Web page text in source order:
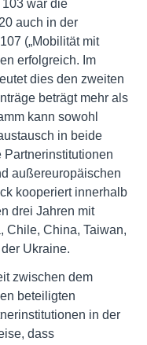
war die
auch in der
(„Mobilität mit
erfolgreich. Im
dies den zweiten
beträgt mehr als
kann sowohl
in beide
Partnerinstitutionen
außereuropäischen
kooperiert innerhalb
drei Jahren mit
Chile, China, Taiwan,
Ukraine.
zwischen dem
beteiligten
in der
dass